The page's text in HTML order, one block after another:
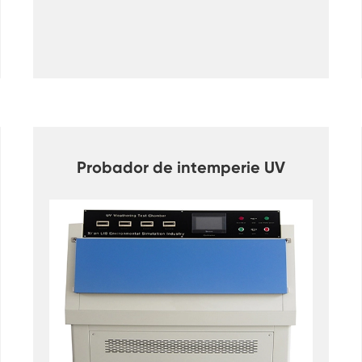
Unidad de condición ambiental controlada
Cámara de prueba de temperatura y presión
de aire baja
Cámara de simulación ambiental de
temperatura
Gasa de bulbo húmedo para cámaras de
humedad de temperatura
Cámara de prueba ambiental versátil
Probador de intemperie UV